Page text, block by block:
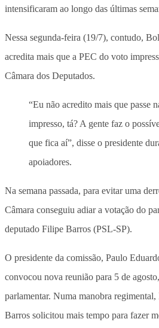
intensificaram ao longo das últimas
Nessa segunda-feira (19/7), contudo,
acredita mais que a PEC do voto
Câmara dos Deputados.
“Eu não acredito mais que passe
impresso, tá? A gente faz o
que fica aí”, disse o presidente
apoiadores.
Na semana passada, para evitar uma
Câmara conseguiu adiar a votação do
deputado Filipe Barros (PSL-SP).
O presidente da comissão, Paulo
convocou nova reunião para 5 de
parlamentar. Numa manobra
Barros solicitou mais tempo para fazer